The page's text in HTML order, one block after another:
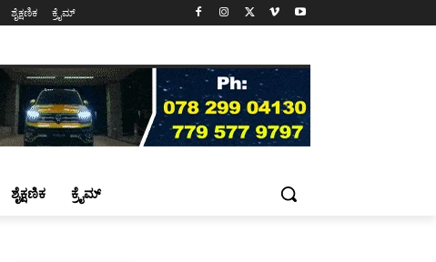
ಶೈಕ್ಷಣಿಕ ಕ್ರೈಮ್
ಶೈಕ್ಷಣಿಕ ಕ್ರೈಮ್